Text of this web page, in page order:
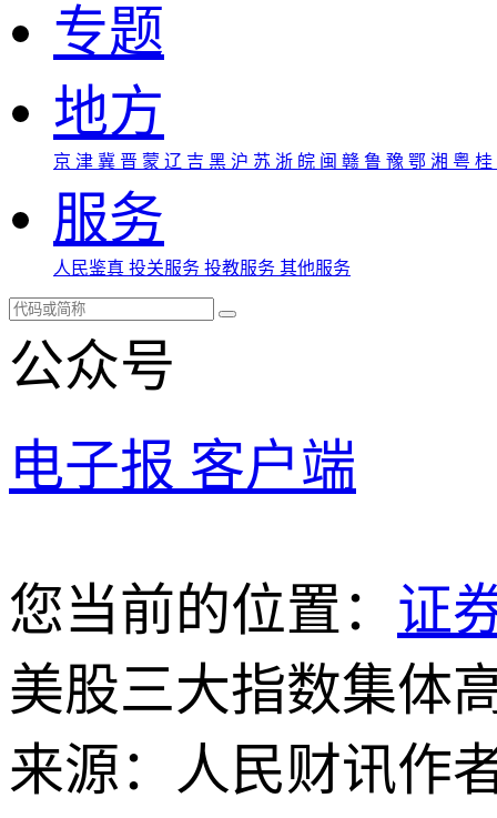
专题
地方
京 津 冀 晋 蒙 辽 吉 黑 沪 苏 浙 皖 闽 赣 鲁 豫 鄂 湘 粤 桂
服务
人民鉴真 投关服务 投教服务 其他服务
公众号
电子报 客户端
您当前的位置： 证
美股三大指数集体
来源：人民财讯作